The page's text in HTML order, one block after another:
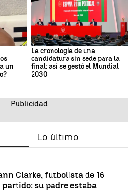
un
La cronología de una
candidatura sin sede para la
final: así se gestó el Mundial
2030
Lo último
Clarke, futbolista de 16
partido: su padre estaba